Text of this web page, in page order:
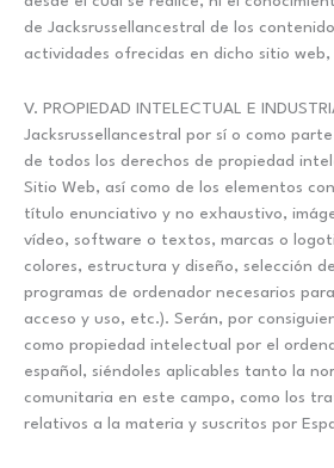
de Jacksrussellancestral de los
actividades ofrecidas en dicho sitio web,
V. PROPIEDAD INTELECTUAL E
Jacksrussellancestral por sí o como
de todos los derechos de propiedad
Sitio Web, así como de los elementos
título enunciativo y no exhaustivo,
vídeo, software o textos, marcas o
colores, estructura y diseño, selección
programas de ordenador necesarios
acceso y uso, etc.). Serán, por
como propiedad intelectual por el
español, siéndoles aplicables tanto la
comunitaria en este campo, como los
relativos a la materia y suscritos por